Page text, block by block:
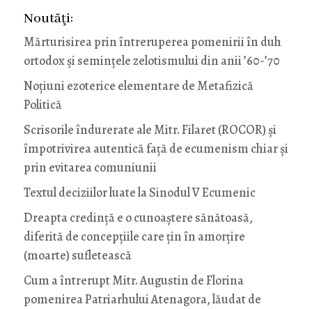
Noutăţi:
Mărturisirea prin întreruperea pomenirii în duh
ortodox și semințele zelotismului din anii ’60-’70
Noţiuni ezoterice elementare de Metafizică
Politică
Scrisorile îndurerate ale Mitr. Filaret (ROCOR) și
împotrivirea autentică față de ecumenism chiar și
prin evitarea comuniunii
Textul deciziilor luate la Sinodul V Ecumenic
Dreapta credință e o cunoaștere sănătoasă,
diferită de concepțiile care țin în amorțire
(moarte) sufletească
Cum a întrerupt Mitr. Augustin de Florina
pomenirea Patriarhului Atenagora, lăudat de